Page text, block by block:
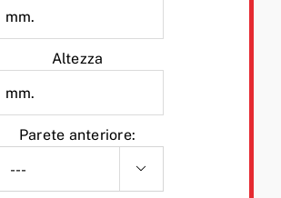
Altezza
Parete anteriore:
